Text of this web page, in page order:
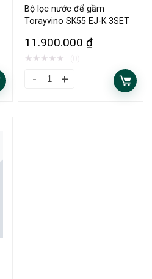
Bộ lọc nước để gầm
Torayvino SK55 EJ-K 3SET
11.900.000₫
★ ★ ★ ★ ★